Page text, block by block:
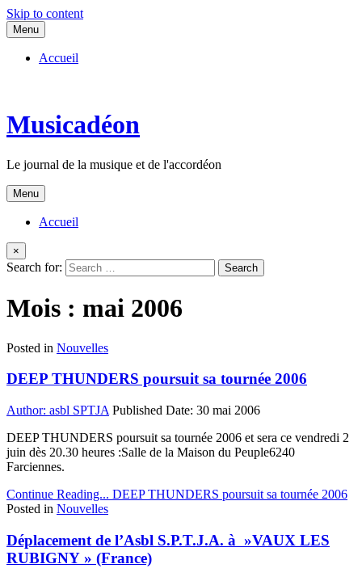
Skip to content
Menu
Accueil
Musicadéon
Le journal de la musique et de l'accordéon
Menu
Accueil
×
Search for:
Mois : mai 2006
Posted in Nouvelles
DEEP THUNDERS poursuit sa tournée 2006
Author: asbl SPTJA Published Date: 30 mai 2006
DEEP THUNDERS poursuit sa tournée 2006 et sera ce vendredi 2
juin dès 20.30 heures :Salle de la Maison du Peuple6240
Farciennes.
Continue Reading... DEEP THUNDERS poursuit sa tournée 2006
Posted in Nouvelles
Déplacement de l’Asbl S.P.T.J.A. à »VAUX LES
RUBIGNY » (France)